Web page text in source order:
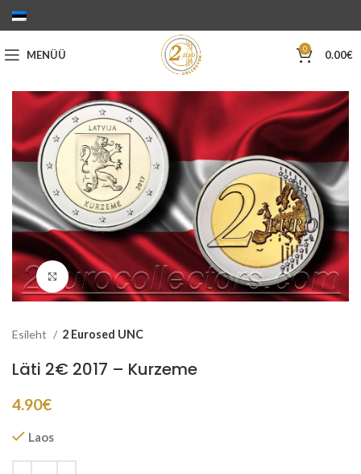
MENÜÜ 0 0.00€
Suurenda
Esileht 2 Eurosed UNC
Läti 2€ 2017 – Kurzeme
4.90€
Laos